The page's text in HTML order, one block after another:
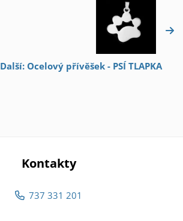
Další: Ocelový přívěšek - PSÍ TLAPKA
Kontakty
737 331 201